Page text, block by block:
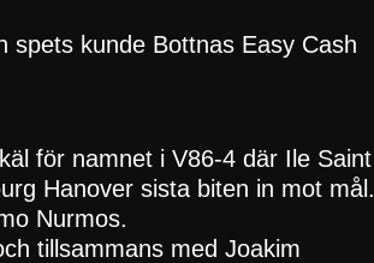
spets kunde Bottnas Easy Cash
för namnet i V86-4 där Ile Saint
Hanover sista biten in mot mål.
Nurmos.
tillsammans med Joakim